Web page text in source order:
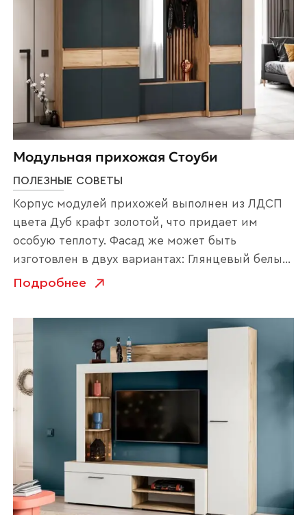
Модульная прихожая Стоуби
ПОЛЕЗНЫЕ СОВЕТЫ
Корпус модулей прихожей выполнен из ЛДСП
цвета Дуб крафт золотой, что придает им
особую теплоту. Фасад же может быть
изготовлен в двух вариантах: Глянцевый белый
или Серый графит – выбор за вами! В
Это позволит вам оценить свой образ перед
выходом из дома и […]
Подробнее
Ваше имя
Наименование организации
Номер телефона
Прикрепите логотип
компании